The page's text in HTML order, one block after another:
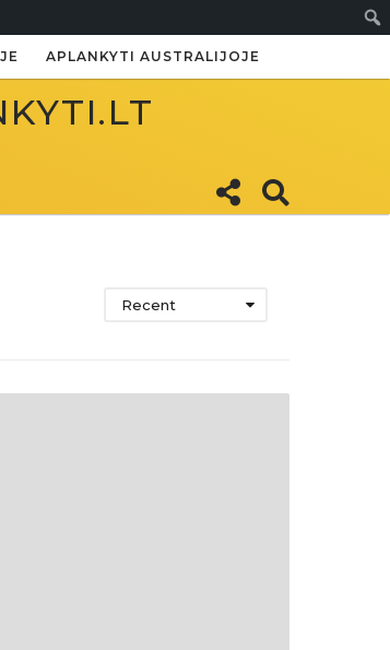
APLANKYTI AUSTRALIJOJE
Recent